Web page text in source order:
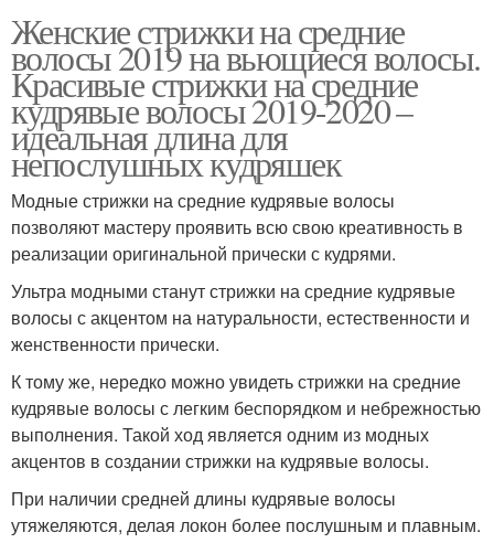
Женские стрижки на средние
волосы 2019 на вьющиеся волосы.
Красивые стрижки на средние
кудрявые волосы 2019-2020 –
идеальная длина для
непослушных кудряшек
Модные стрижки на средние кудрявые волосы
позволяют мастеру проявить всю свою креативность в
реализации оригинальной прически с кудрями.
Ультра модными станут стрижки на средние кудрявые
волосы с акцентом на натуральности, естественности и
женственности прически.
К тому же, нередко можно увидеть стрижки на средние
кудрявые волосы с легким беспорядком и небрежностью
выполнения. Такой ход является одним из модных
акцентов в создании стрижки на кудрявые волосы.
При наличии средней длины кудрявые волосы
утяжеляются, делая локон более послушным и плавным.